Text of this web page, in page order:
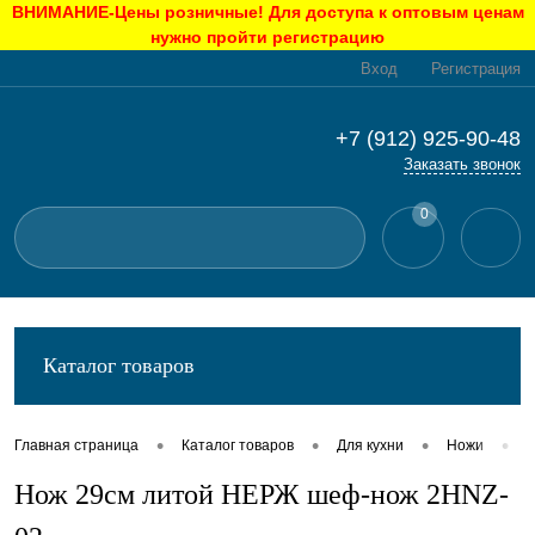
ВНИМАНИЕ-Цены розничные! Для доступа к оптовым ценам
нужно пройти регистрацию
Вход Регистрация
+7 (912) 925-90-48
Заказать звонок
0
Каталог товаров
Главная страница • Каталог товаров • Для кухни • Ножи •
Нож 29см литой НЕРЖ шеф-нож 2HNZ-